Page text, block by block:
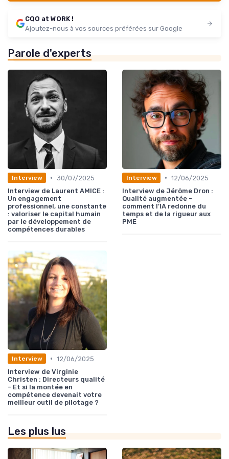
CQO at WORK !
Ajoutez-nous à vos sources préférées sur Google
Parole d'experts
Interview • 30/07/2025
Interview de Laurent AMICE :
Un engagement
professionnel, une constante
: valoriser le capital humain
par le développement de
compétences durables
Interview • 12/06/2025
Interview de Jérôme Dron :
Qualité augmentée -
comment l’IA redonne du
temps et de la rigueur aux
PME
Interview • 12/06/2025
Interview de Virginie
Christen : Directeurs qualité
- Et si la montée en
compétence devenait votre
meilleur outil de pilotage ?
Les plus lus